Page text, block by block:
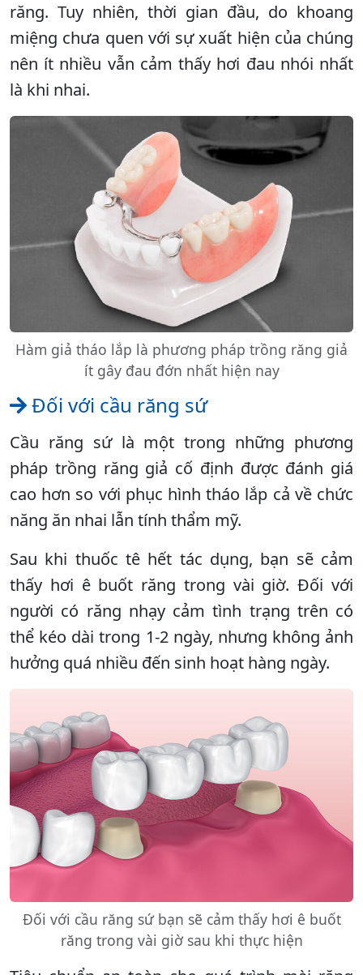
răng. Tuy nhiên, thời gian đầu, do khoang
miệng chưa quen với sự xuất hiện của chúng
nên ít nhiều vẫn cảm thấy hơi đau nhói nhất
là khi nhai.
Hàm giả tháo lắp là phương pháp trồng răng giả
ít gây đau đớn nhất hiện nay
Đối với cầu răng sứ
Cầu răng sứ là một trong những phương
pháp trồng răng giả cố định được đánh giá
cao hơn so với phục hình tháo lắp cả về chức
năng ăn nhai lẫn tính thẩm mỹ.
Sau khi thuốc tê hết tác dụng, bạn sẽ cảm
thấy hơi ê buốt răng trong vài giờ. Đối với
người có răng nhạy cảm tình trạng trên có
thể kéo dài trong 1-2 ngày, nhưng không ảnh
hưởng quá nhiều đến sinh hoạt hàng ngày.
Đối với cầu răng sứ bạn sẽ cảm thấy hơi ê buốt
răng trong vài giờ sau khi thực hiện